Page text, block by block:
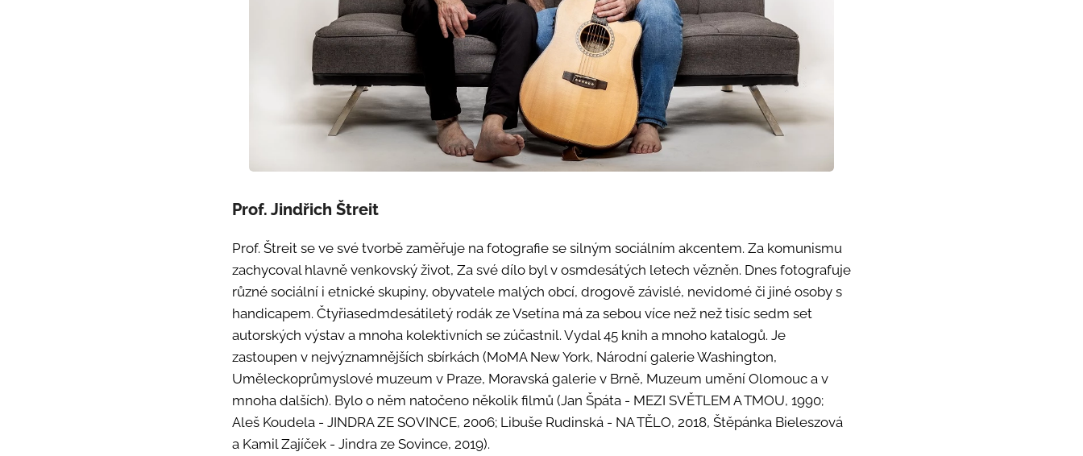
Prof. Jindřich Štreit
Prof. Štreit se ve své tvorbě zaměřuje na fotografie se silným sociálním akcentem. Za komunismu
zachycoval hlavně venkovský život, Za své dílo byl v osmdesátých letech vězněn. Dnes fotografuje
různé sociální i etnické skupiny, obyvatele malých obcí, drogově závislé, nevidomé či jiné osoby s
handicapem. Čtyřiasedmdesátiletý rodák ze Vsetína má za sebou více než než tisíc sedm set
autorských výstav a mnoha kolektivních se zúčastnil. Vydal 45 knih a mnoho katalogů. Je
zastoupen v nejvýznamnějších sbírkách (MoMA New York, Národní galerie Washington,
Uměleckoprůmyslové muzeum v Praze, Moravská galerie v Brně, Muzeum umění Olomouc a v
mnoha dalších). Bylo o něm natočeno několik filmů (Jan Špáta - MEZI SVĚTLEM A TMOU, 1990;
Aleš Koudela - JINDRA ZE SOVINCE, 2006; Libuše Rudinská - NA TĚLO, 2018, Štěpánka Bieleszová
a Kamil Zajíček - Jindra ze Sovince, 2019).